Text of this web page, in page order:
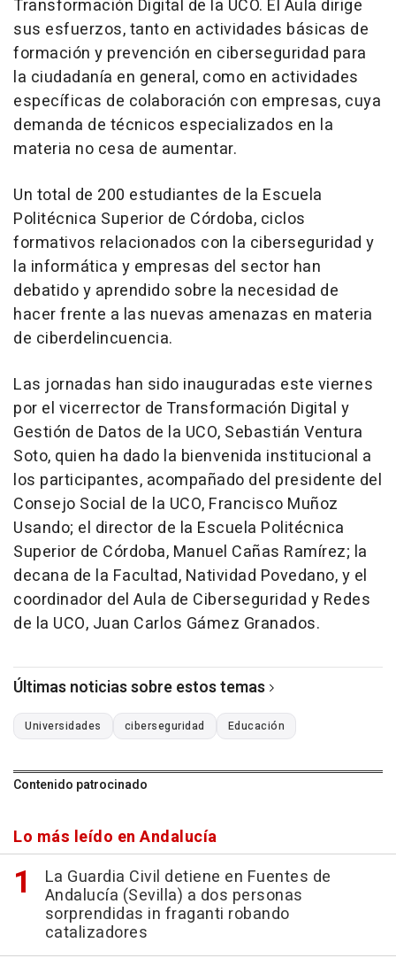
Transformación Digital de la UCO. El Aula dirige
sus esfuerzos, tanto en actividades básicas de
formación y prevención en ciberseguridad para
la ciudadanía en general, como en actividades
específicas de colaboración con empresas, cuya
demanda de técnicos especializados en la
materia no cesa de aumentar.
Un total de 200 estudiantes de la Escuela
Politécnica Superior de Córdoba, ciclos
formativos relacionados con la ciberseguridad y
la informática y empresas del sector han
debatido y aprendido sobre la necesidad de
hacer frente a las nuevas amenazas en materia
de ciberdelincuencia.
Las jornadas han sido inauguradas este viernes
por el vicerrector de Transformación Digital y
Gestión de Datos de la UCO, Sebastián Ventura
Soto, quien ha dado la bienvenida institucional a
los participantes, acompañado del presidente del
Consejo Social de la UCO, Francisco Muñoz
Usando; el director de la Escuela Politécnica
Superior de Córdoba, Manuel Cañas Ramírez; la
decana de la Facultad, Natividad Povedano, y el
coordinador del Aula de Ciberseguridad y Redes
de la UCO, Juan Carlos Gámez Granados.
Últimas noticias sobre estos temas
Universidades ciberseguridad Educación
Contenido patrocinado
Lo más leído en Andalucía
La Guardia Civil detiene en Fuentes de
Andalucía (Sevilla) a dos personas
sorprendidas in fraganti robando
catalizadores